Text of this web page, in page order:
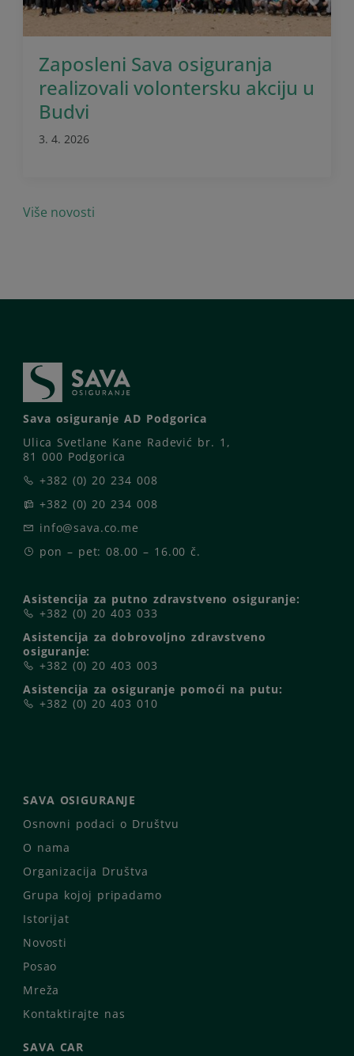
Zaposleni Sava osiguranja
realizovali volontersku akciju u
Budvi
3. 4. 2026
Više novosti
Sava osiguranje AD Podgorica
Ulica Svetlane Kane Radević br. 1,
81 000 Podgorica
+382 (0) 20 234 008
+382 (0) 20 234 008
info@sava.co.me
pon – pet: 08.00 – 16.00 č.
Asistencija za putno zdravstveno osiguranje:
+382 (0) 20 403 033
Asistencija za dobrovoljno zdravstveno
osiguranje:
+382 (0) 20 403 003
Asistencija za osiguranje pomoći na putu:
+382 (0) 20 403 010
SAVA OSIGURANJE
Osnovni podaci o Društvu
O nama
Organizacija Društva
Grupa kojoj pripadamo
Istorijat
Novosti
Posao
Mreža
Kontaktirajte nas
SAVA CAR